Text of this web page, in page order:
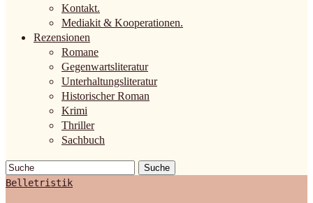
Kontakt.
Mediakit & Kooperationen.
Rezensionen
Romane
Gegenwartsliteratur
Unterhaltungsliteratur
Historischer Roman
Krimi
Thriller
Sachbuch
Suche
Belletristik